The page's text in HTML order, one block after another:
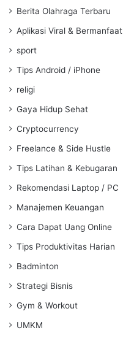
Berita Olahraga Terbaru
Aplikasi Viral & Bermanfaat
sport
Tips Android / iPhone
religi
Gaya Hidup Sehat
Cryptocurrency
Freelance & Side Hustle
Tips Latihan & Kebugaran
Rekomendasi Laptop / PC
Manajemen Keuangan
Cara Dapat Uang Online
Tips Produktivitas Harian
Badminton
Strategi Bisnis
Gym & Workout
UMKM